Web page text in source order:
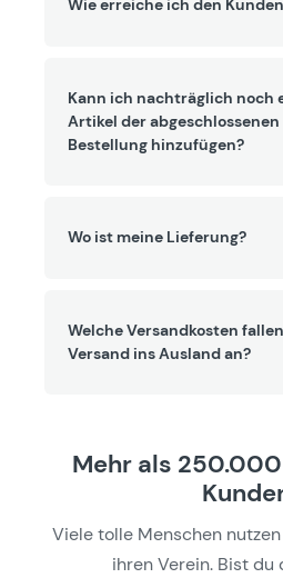
Wie erreiche ich den
Kann ich nachträglich noch
Artikel der abgeschlossenen
Bestellung hinzufügen?
Wo ist meine Lieferung?
Welche Versandkosten
Versand ins Ausland an?
Mehr als
Viele tolle Menschen
ihren Verein. Bist du